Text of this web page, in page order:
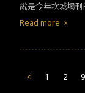
兒的性別，一家
陰鬱的家，母親則
比他們任何人都
解的人，於是編
了陽台上的鬼魂
說是今年坎城場
不少的作品一樣，
Read more
< 1 2 9